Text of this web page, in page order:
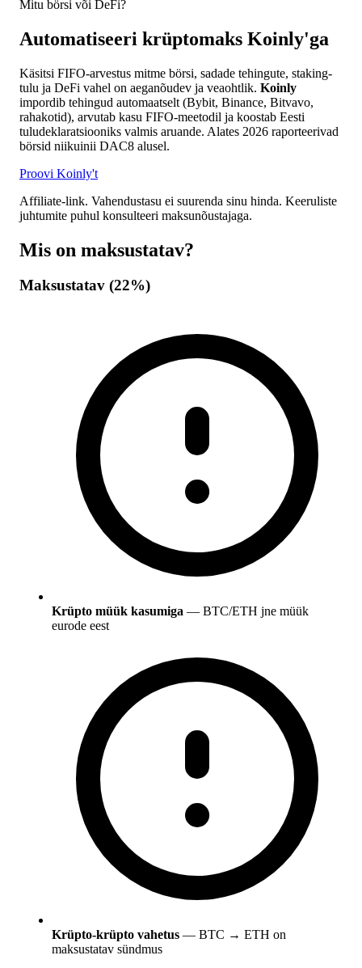
Mitu börsi või DeFi?
Automatiseeri krüptomaks Koinly'ga
Käsitsi FIFO-arvestus mitme börsi, sadade tehingute, staking-
tulu ja DeFi vahel on aeganõudev ja veaohtlik. Koinly
impordib tehingud automaatselt (Bybit, Binance, Bitvavo,
rahakotid), arvutab kasu FIFO-meetodil ja koostab Eesti
tuludeklaratsiooniks valmis aruande. Alates 2026 raporteerivad
börsid niikuinii DAC8 alusel.
Proovi Koinly't
Affiliate-link. Vahendustasu ei suurenda sinu hinda. Keeruliste
juhtumite puhul konsulteeri maksunõustajaga.
Mis on maksustatav?
Maksustatav (22%)
Krüpto müük kasumiga — BTC/ETH jne müük
eurode eest
Krüpto-krüpto vahetus — BTC → ETH on
maksustatav sündmus